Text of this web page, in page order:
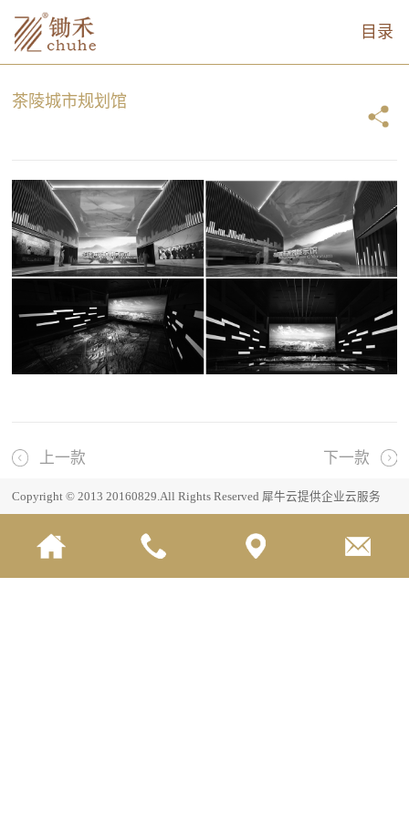
目录
茶陵城市规划馆
上一款 下一款
Copyright © 2013 20160829.All Rights Reserved 犀牛云提供企业云服务